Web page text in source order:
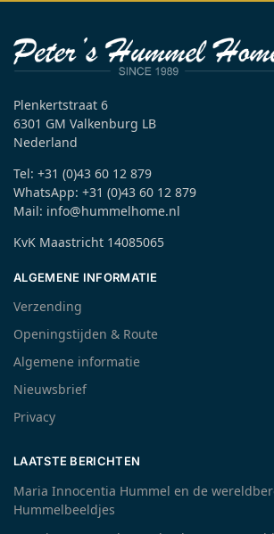
Plenkertstraat 6
6301 GM Valkenburg LB
Nederland
Tel: +31 (0)43 60 12 879
WhatsApp: +31 (0)43 60 12 879
Mail: info@hummelhome.nl
KvK Maastricht 14085065
ALGEMENE INFORMATIE
Verzending
Openingstijden & Route
Algemene informatie
Nieuwsbrief
Privacy
LAATSTE BERICHTEN
Maria Innocentia Hummel en de
Hummelbeeldjes